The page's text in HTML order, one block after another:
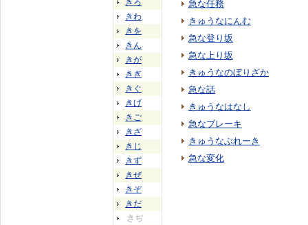
きろ
きわ
きを
きん
きが
きぎ
きぐ
きげ
きご
きざ
きじ
きず
きぜ
きぞ
きだ
きぢ
急な任務
きゅうなにんむ
急な登り坂
急な上り坂
きゅうなのぼりざか
急な話
きゅうなはなし
急なブレーキ
きゅうなぶれーき
急な変化